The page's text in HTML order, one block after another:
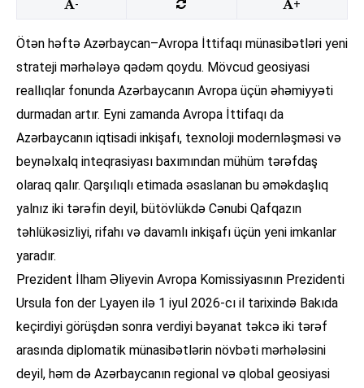
- +
Ötən həftə Azərbaycan–Avropa İttifaqı münasibətləri yeni
strateji mərhələyə qədəm qoydu. Mövcud geosiyasi
reallıqlar fonunda Azərbaycanın Avropa üçün əhəmiyyəti
durmadan artır. Eyni zamanda Avropa İttifaqı da
Azərbaycanın iqtisadi inkişafı, texnoloji modernləşməsi və
beynəlxalq inteqrasiyası baxımından mühüm tərəfdaş
olaraq qalır. Qarşılıqlı etimada əsaslanan bu əməkdaşlıq
yalnız iki tərəfin deyil, bütövlükdə Cənubi Qafqazın
təhlükəsizliyi, rifahı və davamlı inkişafı üçün yeni imkanlar
yaradır.
Prezident İlham Əliyevin Avropa Komissiyasının Prezidenti
Ursula fon der Lyayen ilə 1 iyul 2026-cı il tarixində Bakıda
keçirdiyi görüşdən sonra verdiyi bəyanat təkcə iki tərəf
arasında diplomatik münasibətlərin növbəti mərhələsini
deyil, həm də Azərbaycanın regional və qlobal geosiyasi